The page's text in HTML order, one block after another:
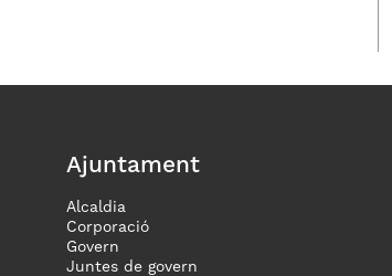
Ajuntament
Alcaldia
Corporació
Govern
Juntes de govern